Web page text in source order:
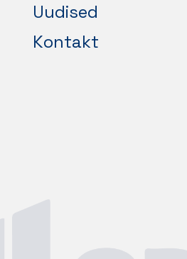
Uudised
Kontakt